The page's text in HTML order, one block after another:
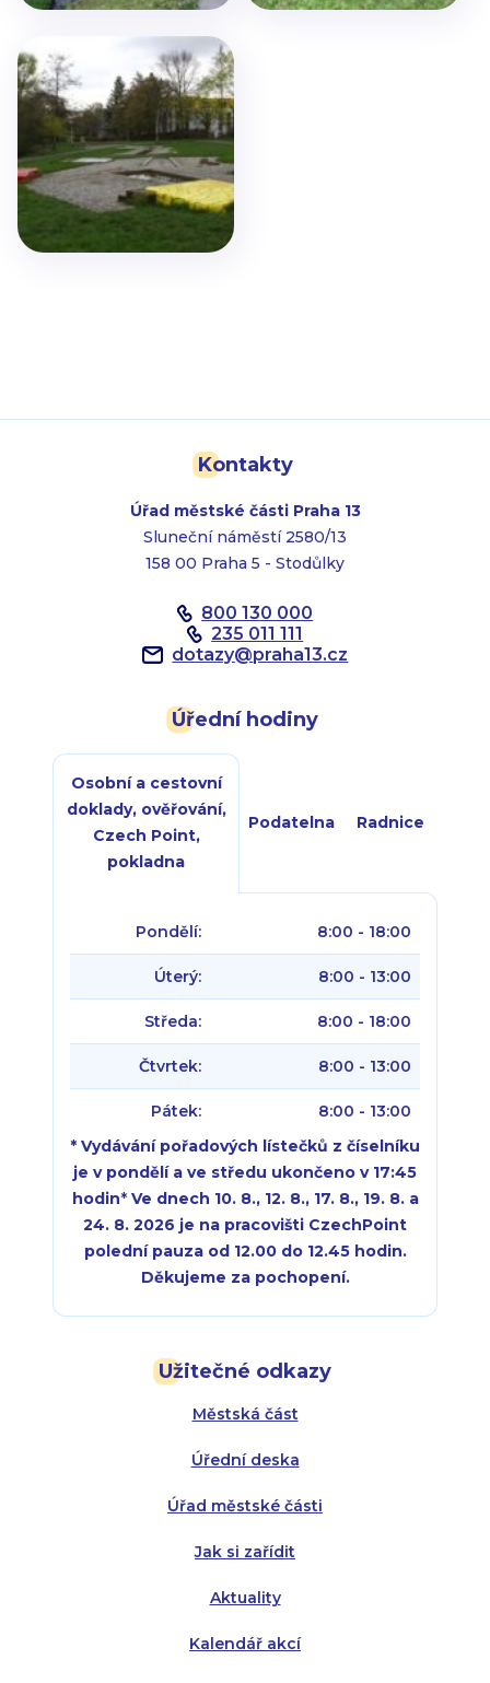
Kontakty
Úřad městské části Praha 13
Sluneční náměstí 2580/13
158 00 Praha 5 - Stodůlky
800 130 000
235 011 111
dotazy@praha13.cz
Užitečné odkazy
Městská část
Úřední deska
Úřad městské části
Jak si zařídit
Aktuality
Kalendář akcí
Úřední hodiny
Osobní a cestovní
doklady, ověřování,
Czech Point,
pokladna
Podatelna Radnice
Pondělí: 8:00 - 18:00
Úterý: 8:00 - 13:00
Středa: 8:00 - 18:00
Čtvrtek: 8:00 - 13:00
Pátek:
8:00 - 13:00
* Vydávání pořadových lístečků z číselníku
je v pondělí a ve středu ukončeno v 17:45
hodin* Ve dnech 10. 8., 12. 8., 17. 8., 19. 8. a
24. 8. 2026 je na pracovišti CzechPoint
polední pauza od 12.00 do 12.45 hodin.
Děkujeme za pochopení.
Úterý:
Středa:
Čtvrtek:
Pátek:
Úterý:
Středa:
Čtvrtek: